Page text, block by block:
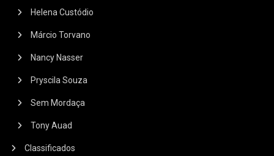
Helena Custódio
Márcio Torvano
Nancy Nasser
Pryscila Souza
Sem Mordaça
Tony Auad
Classificados